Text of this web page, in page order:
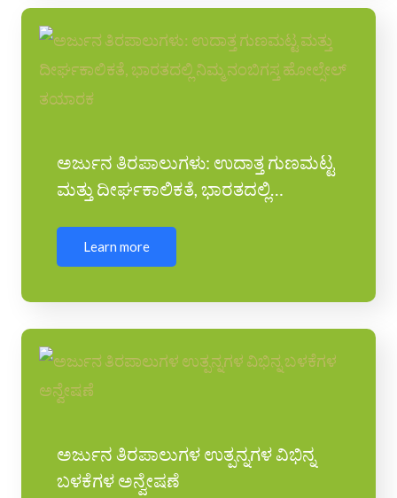
ಅರ್ಜುನ ತಿರಪಾಲುಗಳು: ಉದಾತ್ತ ಗುಣಮಟ್ಟ
ಮತ್ತು ದೀರ್ಘಕಾಲಿಕತೆ, ಭಾರತದಲ್ಲಿ…
Learn more
ಅರ್ಜುನ ತಿರಪಾಲುಗಳ ಉತ್ಪನ್ನಗಳ ವಿಭಿನ್ನ
ಬಳಕೆಗಳ ಅನ್ವೇಷಣೆ